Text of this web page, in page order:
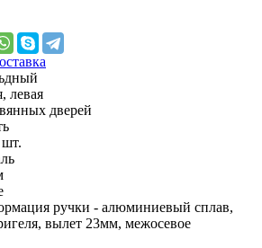
левая
дверей
ручки - алюминиевый сплав,
вылет 23мм, межосевое